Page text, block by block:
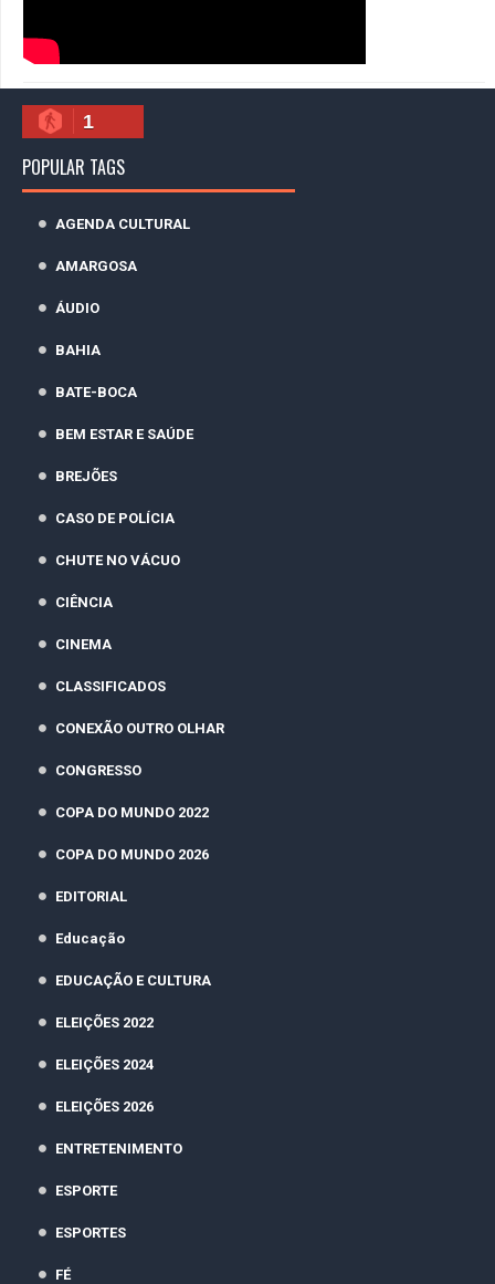
1
POPULAR TAGS
AGENDA CULTURAL
AMARGOSA
ÁUDIO
BAHIA
BATE-BOCA
BEM ESTAR E SAÚDE
BREJÕES
CASO DE POLÍCIA
CHUTE NO VÁCUO
CIÊNCIA
CINEMA
CLASSIFICADOS
CONEXÃO OUTRO OLHAR
CONGRESSO
COPA DO MUNDO 2022
COPA DO MUNDO 2026
EDITORIAL
Educação
EDUCAÇÃO E CULTURA
ELEIÇÕES 2022
ELEIÇÕES 2024
ELEIÇÕES 2026
ENTRETENIMENTO
ESPORTE
ESPORTES
FÉ